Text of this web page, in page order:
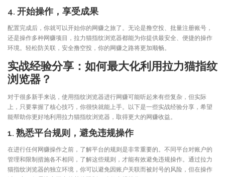
4. 开始操作，享受成果
配置完成后，你就可以开始你的网赚之旅了。无论是撸空投、批量注册账号，
还是操作多种网赚项目，拉力猫指纹浏览器都能为你提供最安全、便捷的操作
环境。轻松防关联，安全撸空投，你的网赚之路将更加顺畅。
实战经验分享：如何最大化利用拉力猫指纹
浏览器？
对于很多新手来说，使用指纹浏览器进行网赚可能听起来有些复杂，但实际
上，只要掌握了核心技巧，你很快就能上手。以下是一些实战经验分享，希望
能帮助你更好地利用拉力猫指纹浏览器，取得更大的网赚收益。
1. 熟悉平台规则，避免违规操作
在进行任何网赚操作之前，了解平台的规则是非常重要的。不同平台对账户的
管理和限制措施各不相同，了解这些规则，才能有效避免违规操作。通过拉力
猫指纹浏览器的独立环境，你可以避免因账户关联而被封号的风险，但在操作